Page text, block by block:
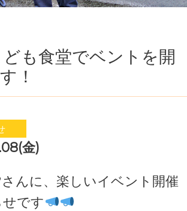
ども食堂でベントを開
！
金)
んに、楽しいイベント開催
です